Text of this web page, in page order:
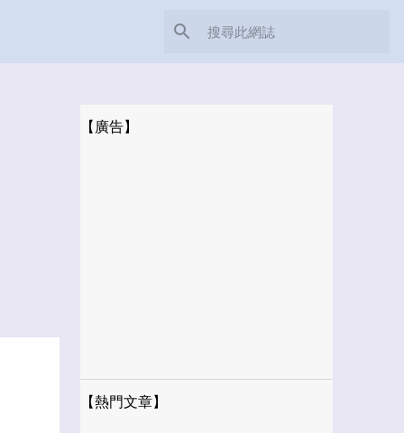
【廣告】
【熱門文章】